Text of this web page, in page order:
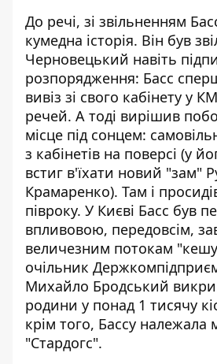
До речі, зі звільненням
кумедна історія. Він був
Черновецький навіть
розпорядження: Басс
вивіз зі свого кабінету у
речей. А тоді вирішив
місце під сонцем:
з кабінетів на поверсі (у
встиг в'їхати новий "зам"
Крамаренко). Там і
півроку. У Києві Басс був
впливовою, передовсім,
величезним потокам
очільник
Михайло Бродський
родини у понад 1 тисячу
крім того, Бассу належала
"Стардогс".